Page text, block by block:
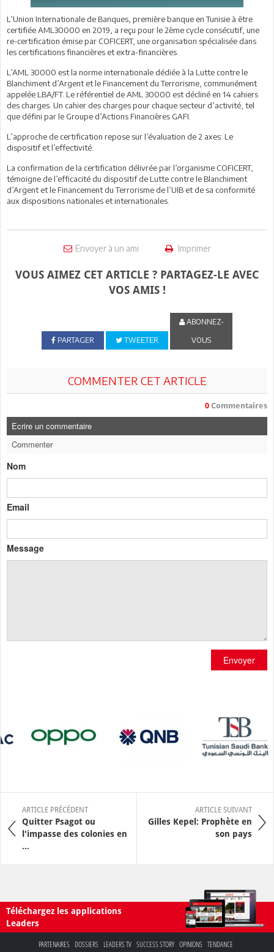
L’Union Internationale de Banques, première banque en Tunisie à être
certifiée AML30000 en 2019, a reçu pour le 2ème cycle consécutif, une
re-certification émise par COFICERT, une organisation spécialisée dans
les certifications financières et extra-financières.
L’AML 30000 est la norme internationale dédiée à la Lutte contre le
Blanchiment d’Argent et le Financement du Terrorisme, communément
appelée LBA/FT. Le référentiel de AML 30000 est décliné en 14 cahiers
des charges. Un cahier des charges pour chaque secteur d’activité, tel
que défini par le Groupe d’Actions Financières GAFI.
L’approche de certification repose sur l’évaluation de 2 axes: Le
dispositif et l’effectivité.
La confirmation de la certification délivrée par l’organisme COFICERT,
témoigne de l’efficacité du dispositif de Lutte contre le Blanchiment
d’Argent et le Financement du Terrorisme de l’UIB et de sa conformité
aux dispositions nationales et internationales.
Envoyer à un ami Imprimer
VOUS AIMEZ CET ARTICLE ? PARTAGEZ-LE AVEC
VOS AMIS !
PARTAGER TWEETER
ABONNEZ-
VOUS
COMMENTER CET ARTICLE
0 Commentaires
Ecrire un commentaire
Commenter
Nom
Email
Message
Envoyer
ARTICLE PRÉCÉDENT
Quitter Psagot ou
l'impasse des colonies en
...
ARTICLE SUIVANT
Gilles Kepel: Prophète en
son pays
Téléchargez les applications
Leaders
PARTENAIRES DOSSIERS LEADERS TV SUCCESS STORY OPINIONS TENDANCE